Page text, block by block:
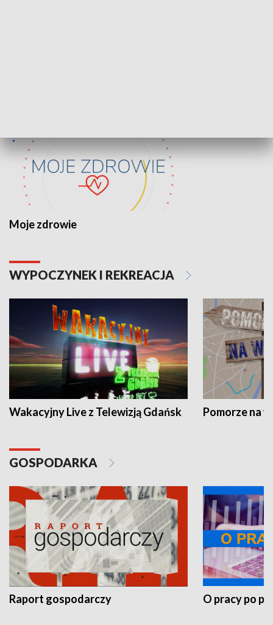
Moje zdrowie
WYPOCZYNEK I REKREACJA
Wakacyjny Live z Telewizją Gdańsk Pomorze na
GOSPODARKA
Raport gospodarczy O pracy po